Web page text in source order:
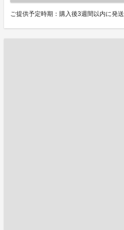
ご提供予定時期：購入後3週間以内に発送